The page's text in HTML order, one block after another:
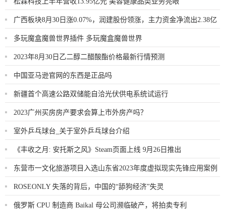
广西板块8月30日涨0.07%，润建股份领涨，主力资金净流出2.38亿
元
多玩魔盒魔兽世界插件 多玩魔盒魔兽世界
2023年8月30日乙二醇二醋酸酯价格最新行情预测
中国亚马逊官网的东西是正品吗
新疆首个高速公路双储能自洽光伏供电系统试运行
2023广州买房房产要求会算上市外房产吗？
室外乒乓球台_关于室外乒乓球台介绍
《丰收之月: 安托斯之风》Steam页面上线 9月26日推出
东营市一文化旅游项目入选山东省2023年度虚拟现实先锋应用案例
ROSEONLY 失落的背后，中国的“舔狗经济”失灵
俄罗斯 CPU 制造商 Baikal 母公司濒临破产，将拍卖专利